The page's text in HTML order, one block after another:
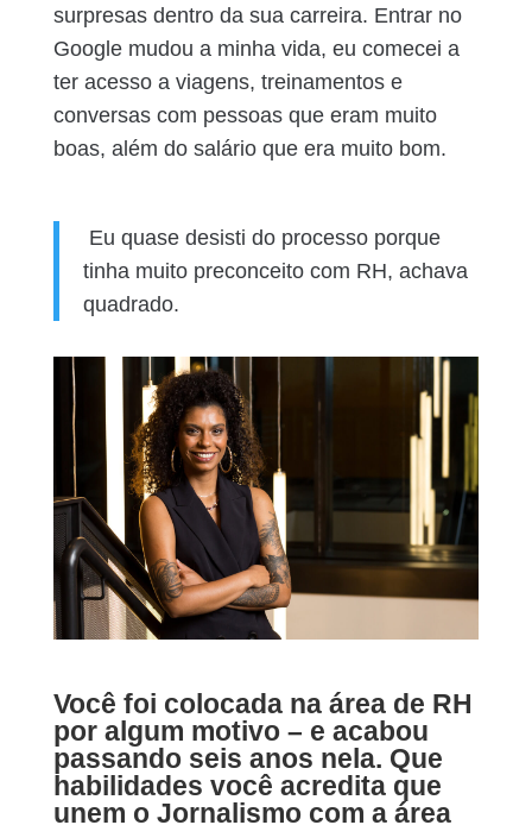
surpresas dentro da sua carreira. Entrar no
Google mudou a minha vida, eu comecei a
ter acesso a viagens, treinamentos e
conversas com pessoas que eram muito
boas, além do salário que era muito bom.
Eu quase desisti do processo porque
tinha muito preconceito com RH, achava
quadrado.
Você foi colocada na área de RH
por algum motivo – e acabou
passando seis anos nela. Que
habilidades você acredita que
unem o Jornalismo com a área